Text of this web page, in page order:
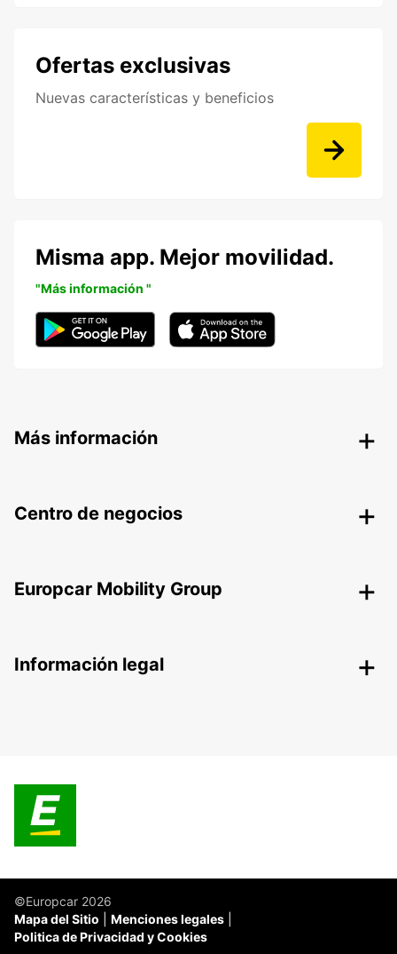
Ofertas exclusivas
Nuevas características y beneficios
Misma app. Mejor movilidad.
"Más información "
Más información
Centro de negocios
Europcar Mobility Group
Información legal
©Europcar 2026
Mapa del Sitio
Menciones legales
Politica de Privacidad y Cookies